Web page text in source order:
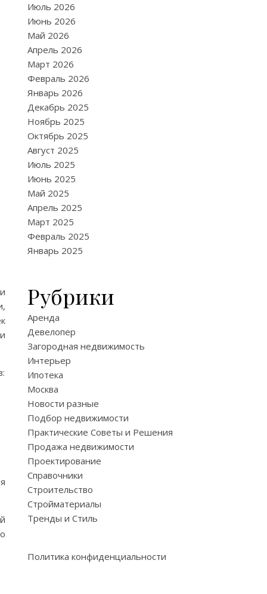
Июль 2026
Июнь 2026
Май 2026
Апрель 2026
Март 2026
Февраль 2026
Январь 2026
Декабрь 2025
Ноябрь 2025
Октябрь 2025
Август 2025
Июль 2025
Июнь 2025
Май 2025
Апрель 2025
Март 2025
Февраль 2025
Январь 2025
Рубрики
Аренда
Девелопер
Загородная недвижимость
Интерьер
Ипотека
Москва
Новости разные
Подбор недвижимости
Практические Советы и Решения
Продажа недвижимости
Проектирование
Справочники
Строительство
Стройматериалы
Тренды и Стиль
Политика конфиденциальности